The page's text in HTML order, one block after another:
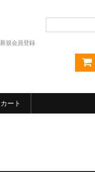
新規会員登録
カート